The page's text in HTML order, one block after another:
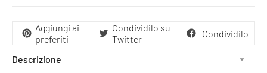
Aggiungi ai
preferiti
Condividilo su
Twitter
Condividilo
Descrizione